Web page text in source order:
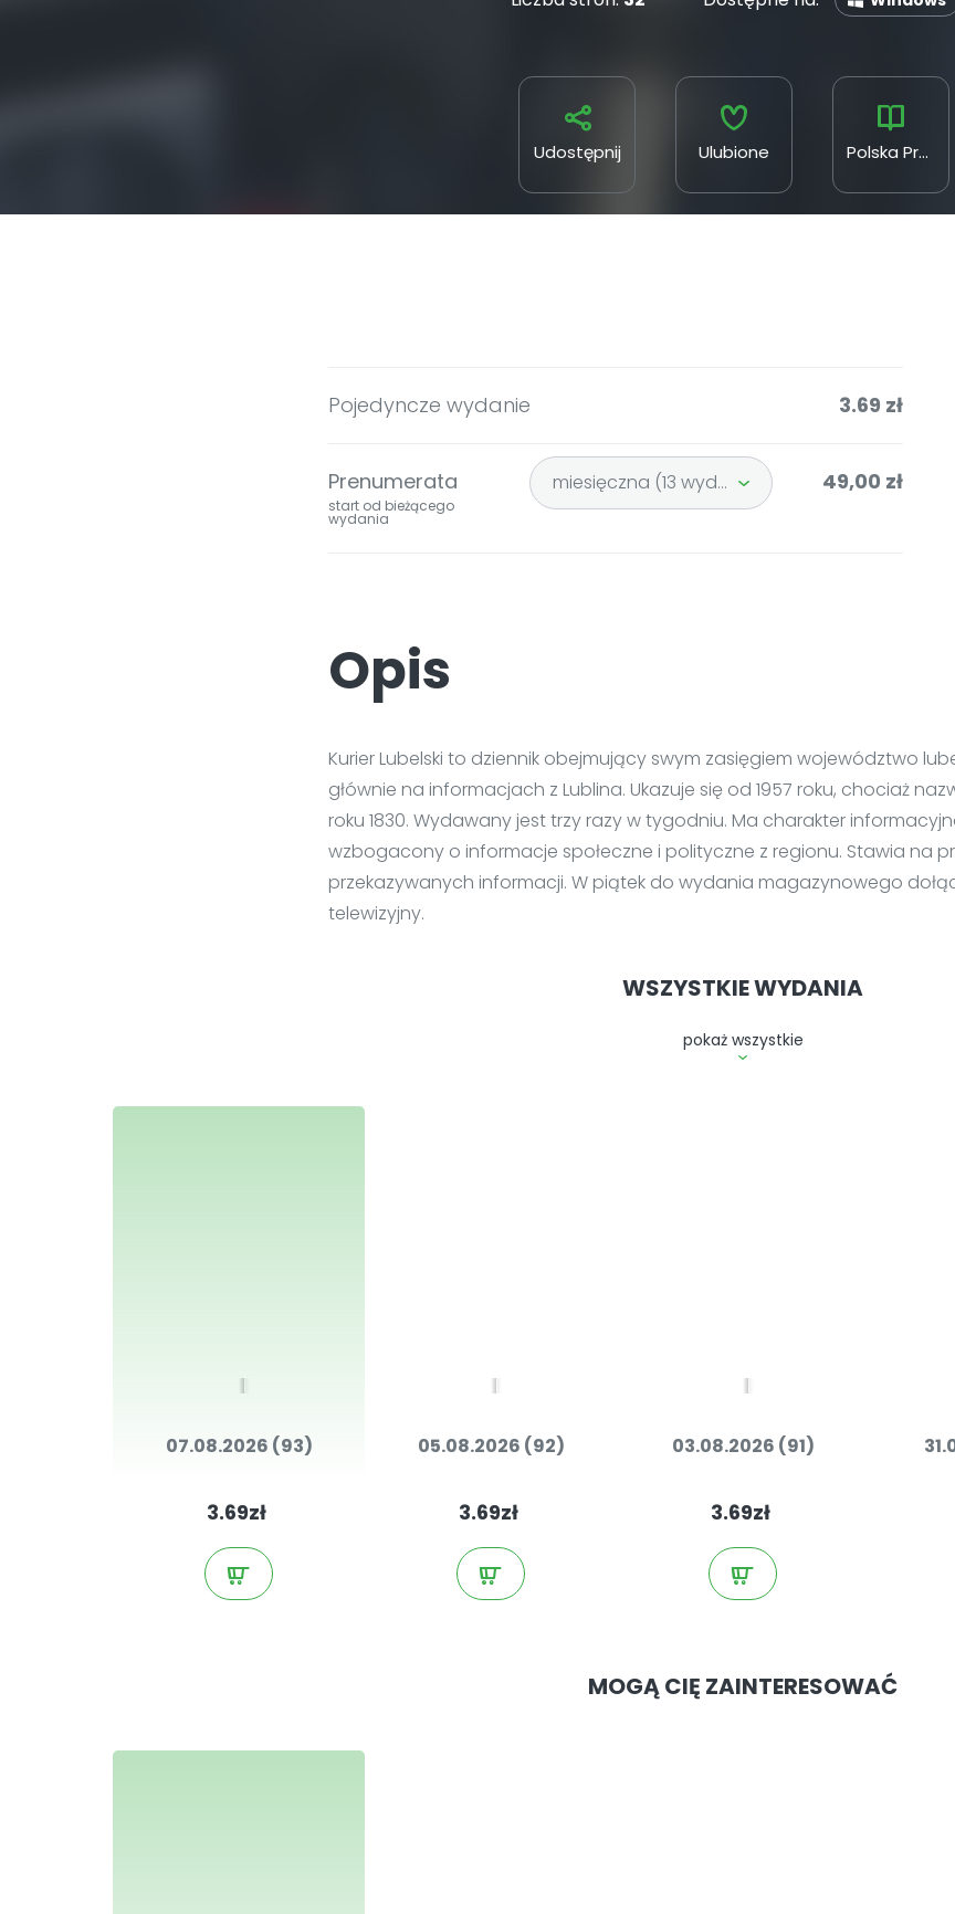
Udostępnij Ulubione Polska Press
Pojedyncze wydanie 3.69 zł
Prenumerata
start od bieżącego
wydania
miesięczna (13 wydań) 49,00 zł
Opis
Kurier Lubelski to dziennik obejmujący swym zasięgiem województwo
głównie na informacjach z Lublina. Ukazuje się od 1957 roku, chociaż
roku 1830. Wydawany jest trzy razy w tygodniu. Ma charakter
wzbogacony o informacje społeczne i polityczne z regionu. Stawia na
przekazywanych informacji. W piątek do wydania magazynowego
telewizyjny.
WSZYSTKIE WYDANIA
pokaż wszystkie
07.08.2026 (93)
3.69zł
05.08.2026 (92)
3.69zł
03.08.2026 (91)
3.69zł
MOGĄ CIĘ ZAINTERESOWAĆ